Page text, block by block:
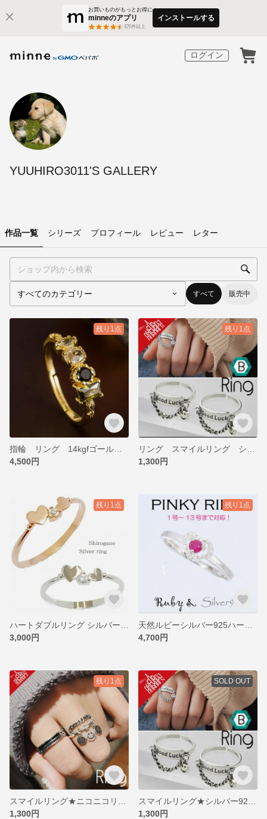
お買いものがもっとお得に
minneのアプリ
3万件以上
インストールする
ログイン
YUUHIRO3011'S GALLERY
作品一覧 シリーズ プロフィール レビュー レター
すべて 販売中
残り1点
4,500円
残り1点
1,300円
残り1点
3,000円
残り1点
4,700円
残り1点
1,300円
SOLD OUT
1,300円